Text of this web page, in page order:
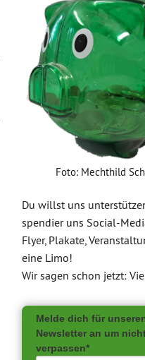
Foto: Mechthild
Du willst uns
spendier uns Social-
Flyer, Plakate,
eine Limo!
Wir sagen schon jetzt:
Melde dich für
Newsletter an um
verpassen*